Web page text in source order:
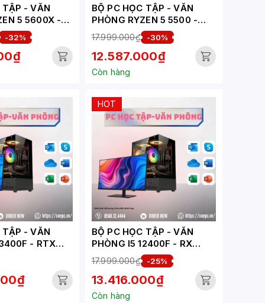
- VĂN
5 5600X -
HV)
-32%
BỘ PC HỌC TẬP - VĂN
PHÒNG RYZEN 5 5500 -
RTX 3050 6GB ( XUEPC191-
HV)
17.999.000₫ -30%
12.587.000₫
Còn hàng
- VĂN
- RTX
HOT
BỘ PC HỌC TẬP - VĂN
PHÒNG I5 12400F - RX
6500XT ( XUEPC096-HV)
17.999.000₫ -25%
13.416.000₫
Còn hàng